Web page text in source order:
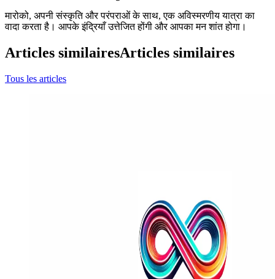
मारोको, अपनी संस्कृति और परंपराओं के साथ, एक अविस्मरणीय यात्रा का
वादा करता है। आपके इंद्रियाँ उत्तेजित होंगी और आपका मन शांत होगा।
Articles similairesArticles similaires
Tous les articles